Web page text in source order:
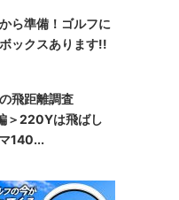
ら準備！ゴルフに
ックスあります!!
飛距離調査
＞220Yは飛ばし
140...